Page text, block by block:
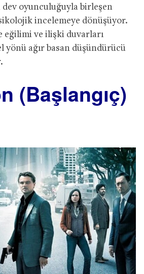
dev oyunculuğuyla birleşen
incelemeye dönüşüyor.
eğilimi ve ilişki duvarları
yönü ağır basan düşündürücü
(Başlangıç)